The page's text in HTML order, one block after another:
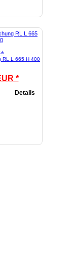
RL L 665 H 400
*
Details